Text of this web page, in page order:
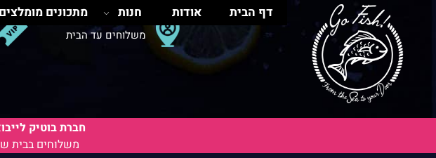
משלוחים עד הבית
דף הבית אודות חנות מתכונים מומלצים
חברת בוטיק
משלוחים בבית שמש 15 ש"ח בקנייה